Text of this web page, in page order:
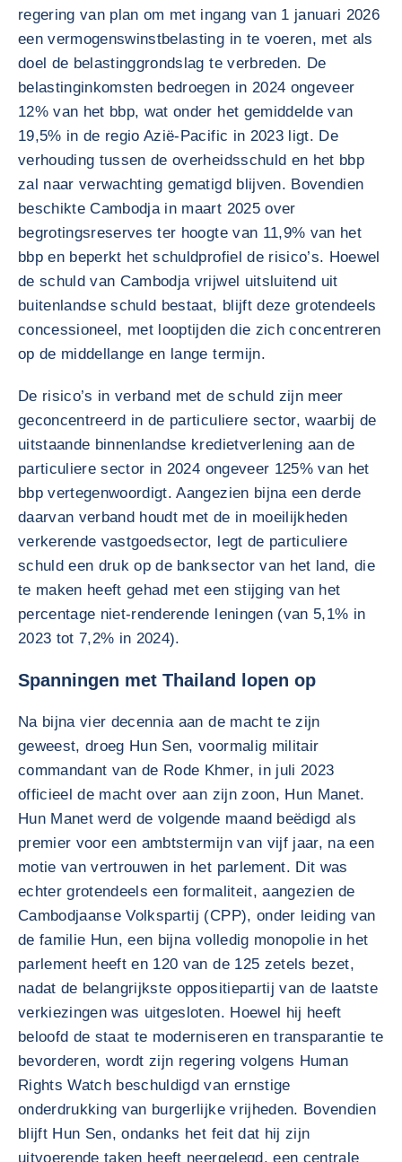
regering van plan om met ingang van 1 januari 2026
een vermogenswinstbelasting in te voeren, met als
doel de belastinggrondslag te verbreden. De
belastinginkomsten bedroegen in 2024 ongeveer
12% van het bbp, wat onder het gemiddelde van
19,5% in de regio Azië-Pacific in 2023 ligt. De
verhouding tussen de overheidsschuld en het bbp
zal naar verwachting gematigd blijven. Bovendien
beschikte Cambodja in maart 2025 over
begrotingsreserves ter hoogte van 11,9% van het
bbp en beperkt het schuldprofiel de risico’s. Hoewel
de schuld van Cambodja vrijwel uitsluitend uit
buitenlandse schuld bestaat, blijft deze grotendeels
concessioneel, met looptijden die zich concentreren
op de middellange en lange termijn.
De risico’s in verband met de schuld zijn meer
geconcentreerd in de particuliere sector, waarbij de
uitstaande binnenlandse kredietverlening aan de
particuliere sector in 2024 ongeveer 125% van het
bbp vertegenwoordigt. Aangezien bijna een derde
daarvan verband houdt met de in moeilijkheden
verkerende vastgoedsector, legt de particuliere
schuld een druk op de banksector van het land, die
te maken heeft gehad met een stijging van het
percentage niet-renderende leningen (van 5,1% in
2023 tot 7,2% in 2024).
Spanningen met Thailand lopen op
Na bijna vier decennia aan de macht te zijn
geweest, droeg Hun Sen, voormalig militair
commandant van de Rode Khmer, in juli 2023
officieel de macht over aan zijn zoon, Hun Manet.
Hun Manet werd de volgende maand beëdigd als
premier voor een ambtstermijn van vijf jaar, na een
motie van vertrouwen in het parlement. Dit was
echter grotendeels een formaliteit, aangezien de
Cambodjaanse Volkspartij (CPP), onder leiding van
de familie Hun, een bijna volledig monopolie in het
parlement heeft en 120 van de 125 zetels bezet,
nadat de belangrijkste oppositiepartij van de laatste
verkiezingen was uitgesloten. Hoewel hij heeft
beloofd de staat te moderniseren en transparantie te
bevorderen, wordt zijn regering volgens Human
Rights Watch beschuldigd van ernstige
onderdrukking van burgerlijke vrijheden. Bovendien
blijft Hun Sen, ondanks het feit dat hij zijn
uitvoerende taken heeft neergelegd, een centrale